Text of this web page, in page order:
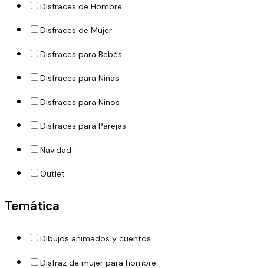
Disfraces de Hombre
Disfraces de Mujer
Disfraces para Bebés
Disfraces para Niñas
Disfraces para Niños
Disfraces para Parejas
Navidad
Outlet
Temática
Dibujos animados y cuentos
Disfraz de mujer para hombre